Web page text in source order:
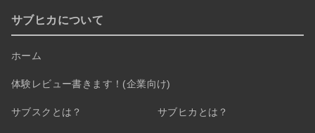
サブヒカについて
ホーム
体験レビュー書きます！(企業向け)
サブスクとは？ サブヒカとは？